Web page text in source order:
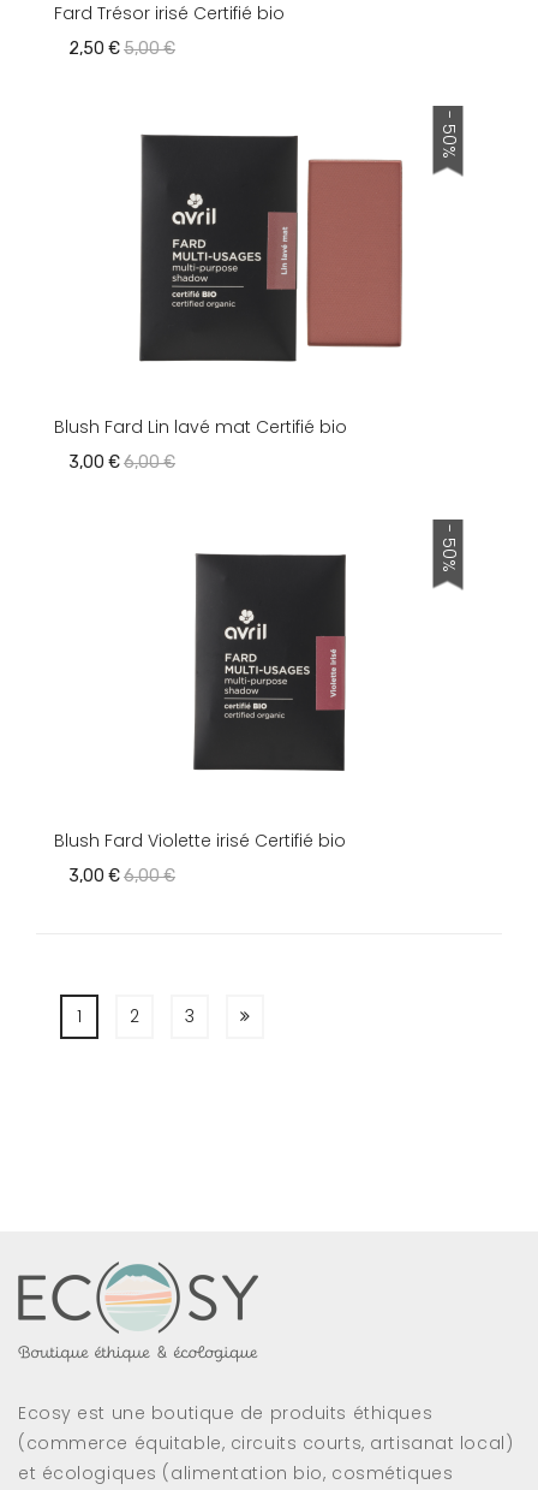
Fard Trésor irisé Certifié bio
2,50 €5,00 €
- 50%
Blush Fard Lin lavé mat Certifié bio
3,00 €6,00 €
- 50%
Blush Fard Violette irisé Certifié bio
3,00 €6,00 €
1 2 3
Ecosy est une boutique de produits éthiques
(commerce équitable, circuits courts, artisanat local)
et écologiques (alimentation bio, cosmétiques